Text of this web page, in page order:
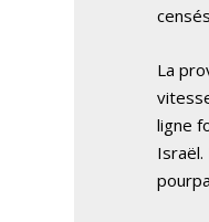
La
ligne
Israël.